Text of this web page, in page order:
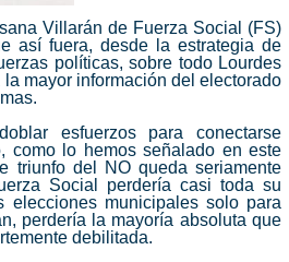
Villarán de Fuerza Social (FS)
así fuera, desde la estrategia de
políticas, sobre todo Lourdes
mayor información del electorado
esfuerzos para conectarse
como lo hemos señalado en este
triunfo del NO queda seriamente
Social perdería casi toda su
elecciones municipales solo para
perdería la mayoría absoluta que
debilitada.